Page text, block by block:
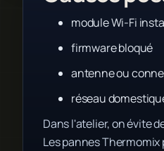
module Wi-Fi
firmware bloqué
antenne ou
réseau
Dans l'atelier, on évite
Les pannes